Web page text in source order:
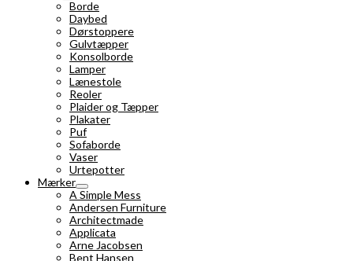
Borde
Daybed
Dørstoppere
Gulvtæpper
Konsolborde
Lamper
Lænestole
Reoler
Plaider og Tæpper
Plakater
Puf
Sofaborde
Vaser
Urtepotter
Mærker
A Simple Mess
Andersen Furniture
Architectmade
Applicata
Arne Jacobsen
Bent Hansen